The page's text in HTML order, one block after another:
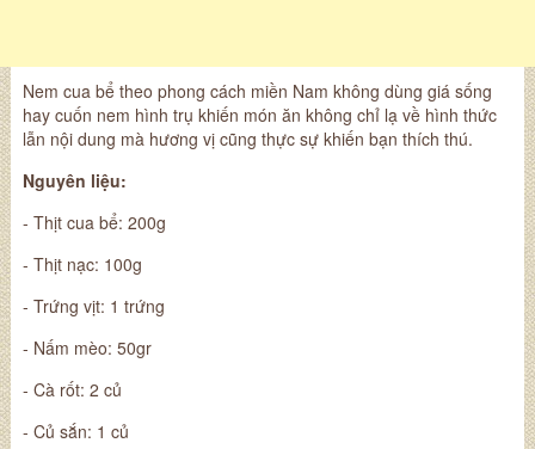
Nem cua bểtheo phong cách miền Nam không dùng giá sống
hay cuốn nem hình trụ khiến món ăn không chỉ lạ về hình thức
lẫn nội dung mà hương vị cũng thực sự khiến bạn thích thú.
Nguyên liệu:
- Thịt cua bể: 200g
- Thịt nạc: 100g
- Trứng vịt: 1 trứng
- Nấm mèo: 50gr
- Cà rốt: 2 củ
- Củ sắn: 1 củ